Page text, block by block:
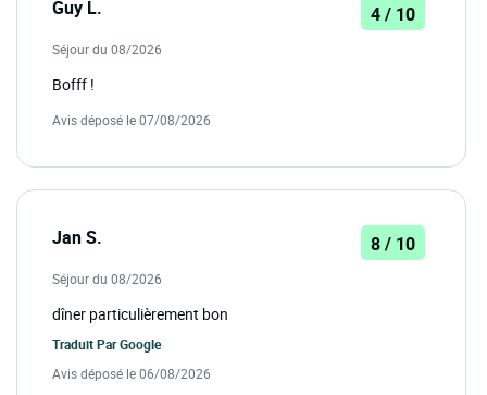
Guy L. 4 / 10
Séjour du 08/2026
Bofff !
Avis déposé le 07/08/2026
Jan S. 8 / 10
Séjour du 08/2026
dîner particulièrement bon
Traduit ParGoogle
Avis déposé le 06/08/2026